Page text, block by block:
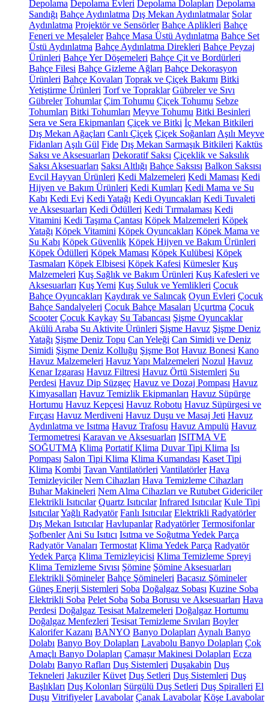
Depolama Depolama Evleri Depolama Dolapları Depolama
Sandığı Bahçe Aydınlatma Dış Mekan Aydınlatmalar Solar
Aydınlatma Projektör ve Sensörler Bahçe Aplikleri Bahçe
Feneri ve Meşaleler Bahçe Masa Üstü Aydınlatma Bahçe Set
Üstü Aydınlatma Bahçe Aydınlatma Direkleri Bahçe Peyzaj
Ürünleri Bahçe Yer Döşemeleri Bahçe Çit ve Bordürleri
Bahçe Filesi Bahçe Gizleme Ağları Bahçe Dekorasyon
Ürünleri Bahçe Kovaları Toprak ve Çiçek Bakımı Bitki
Yetiştirme Ürünleri Torf ve Topraklar Gübreler ve Sıvı
Gübreler Tohumlar Çim Tohumu Çiçek Tohumu Sebze
Tohumları Bitki Tohumları Meyve Tohumu Bitki Besinleri
Sera ve Sera Ekipmanları Çiçek ve Bitki İç Mekan Bitkileri
Dış Mekan Ağaçları Canlı Çiçek Çiçek Soğanları Aşılı Meyve
Fidanları Aşılı Gül Fide Dış Mekan Sarmaşık Bitkileri Kaktüs
Saksı ve Aksesuarları Dekoratif Saksı Çiçeklik ve Saksılık
Saksı Aksesuarları Saksı Altlığı Bahçe Saksısı Balkon Saksısı
Evcil Hayvan Ürünleri Kedi Malzemeleri Kedi Maması Kedi
Hijyen ve Bakım Ürünleri Kedi Kumları Kedi Mama ve Su
Kabı Kedi Evi Kedi Yatağı Kedi Oyuncakları Kedi Tuvaleti
ve Aksesuarları Kedi Ödülleri Kedi Tırmalaması Kedi
Vitamini Kedi Taşıma Çantası Köpek Malzemeleri Köpek
Yatağı Köpek Vitamini Köpek Oyuncakları Köpek Mama ve
Su Kabı Köpek Güvenlik Köpek Hijyen ve Bakım Ürünleri
Köpek Ödülleri Köpek Maması Köpek Kulübesi Köpek
Tasmaları Köpek Elbisesi Köpek Kafesi Kümesler Kuş
Malzemeleri Kuş Sağlık ve Bakım Ürünleri Kuş Kafesleri ve
Aksesuarları Kuş Yemi Kuş Suluk ve Yemlikleri Çocuk
Bahçe Oyuncakları Kaydırak ve Salıncak Oyun Evleri Çocuk
Bahçe Sandalyeleri Çocuk Bahçe Masaları Uçurtma Çocuk
Scooter Çocuk Kaykay Su Tabancası Şişme Oyuncaklar
Akülü Araba Su Aktivite Ürünleri Şişme Havuz Şişme Deniz
Yatağı Şişme Deniz Topu Can Yeleği Can Simidi ve Deniz
Simidi Şişme Deniz Kolluğu Şişme Bot Havuz Bonesi Kano
Havuz Malzemeleri Havuz Yapı Malzemeleri Nozul Havuz
Kenar Izgarası Havuz Filtresi Havuz Örtü Sistemleri Su
Perdesi Havuz Dip Süzgeç Havuz ve Dozaj Pompası Havuz
Kimyasalları Havuz Temizlik Ekipmanları Havuz Süpürge
Hortumu Havuz Kepçesi Havuz Robotu Havuz Süpürgesi ve
Fırçası Havuz Merdiveni Havuz Duşu ve Masaj Jeti Havuz
Aydınlatma ve Isıtma Havuz Trafosu Havuz Ampulü Havuz
Termometresi Karavan ve Aksesuarları ISITMA VE
SOĞUTMA Klima Portatif Klima Duvar Tipi Klima Isı
Pompası Salon Tipi Klima Klima Kumandası Kaset Tipi
Klima Kombi Tavan Vantilatörleri Vantilatörler Hava
Temizleyiciler Nem Cihazları Hava Temizleme Cihazları
Buhar Makineleri Nem Alma Cihazları ve Rutubet Gidericiler
Elektrikli Isıtıcılar Quartz Isıtıcılar Infrared Isıtıcılar Kule Tipi
IsıtıcılarYağlı Radyatör Fanlı Isıtıcılar Elektrikli Radyatörler
Dış Mekan Isıtıcılar Havlupanlar Radyatörler Termosifonlar
Şofbenler Ani Su Isıtıcı Isıtma ve Soğutma Yedek Parça
Radyatör Vanaları Termostat Klima Yedek Parça Radyatör
Yedek Parça Klima Temizleyicisi Klima Temizleme Spreyi
Klima Temizleme Sıvısı Şömine Şömine Aksesuarları
Elektrikli Şömineler Bahçe Şömineleri Bacasız Şömineler
Güneş Enerji Sistemleri Soba Doğalgaz Sobası Kuzine Soba
Elektrikli Soba Pelet Soba Soba Borusu ve Aksesuarları Hava
Perdesi Doğalgaz Tesisat Malzemeleri Doğalgaz Hortumu
Doğalgaz Menfezleri Tesisat Temizleme Sıvıları Boyler
Kalorifer Kazanı BANYO Banyo Dolapları Aynalı Banyo
Dolabı Banyo Boy Dolapları Lavabolu Banyo Dolapları Çok
Amaçlı Banyo Dolapları Çamaşır Makinesi Dolapları Ecza
Dolabı Banyo Rafları Duş Sistemleri Duşakabin Duş
Tekneleri Jakuziler Küvet Duş Setleri Duş Sistemleri Duş
Başlıkları Duş Kolonları Sürgülü Duş Setleri Duş Spiralleri El
Duşu Vitrifiyeler Lavabolar Çanak Lavabolar Köşe Lavabolar